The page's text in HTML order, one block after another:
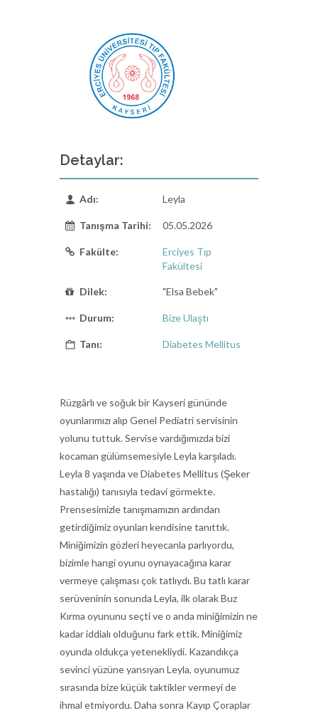
Detaylar:
Adı: Leyla
Tanışma Tarihi: 05.05.2026
Fakülte:
Erciyes Tıp
Fakültesi
Dilek: "Elsa Bebek"
Durum: Bize Ulaştı
Tanı: Diabetes Mellitus
Rüzgârlı ve soğuk bir Kayseri gününde
oyunlarımızı alıp Genel Pediatri servisinin
yolunu tuttuk. Servise vardığımızda bizi
kocaman gülümsemesiyle Leyla karşıladı.
Leyla 8 yaşında ve Diabetes Mellitus (Şeker
hastalığı) tanısıyla tedavi görmekte.
Prensesimizle tanışmamızın ardından
getirdiğimiz oyunları kendisine tanıttık.
Miniğimizin gözleri heyecanla parlıyordu,
bizimle hangi oyunu oynayacağına karar
vermeye çalışması çok tatlıydı. Bu tatlı karar
serüveninin sonunda Leyla, ilk olarak Buz
Kırma oyununu seçti ve o anda miniğimizin ne
kadar iddialı olduğunu fark ettik. Miniğimiz
oyunda oldukça yetenekliydi. Kazandıkça
sevinci yüzüne yansıyan Leyla, oyunumuz
sırasında bize küçük taktikler vermeyi de
ihmal etmiyordu. Daha sonra Kayıp Çoraplar